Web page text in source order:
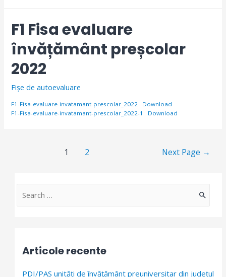
F1 Fisa evaluare
învățământ preșcolar
2022
Fișe de autoevaluare
F1-Fisa-evaluare-invatamant-prescolar_2022
Download
F1-Fisa-evaluare-invatamant-prescolar_2022-1
Download
1 2 Next Page →
S
c
Articole recente
PDI/PAS unități de învățământ preuniversitar din județul